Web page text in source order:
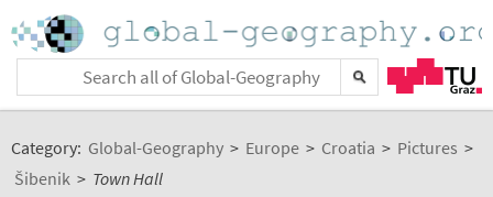
Category: Global-Geography > Europe > Croatia > Pictures >
Šibenik > Town Hall